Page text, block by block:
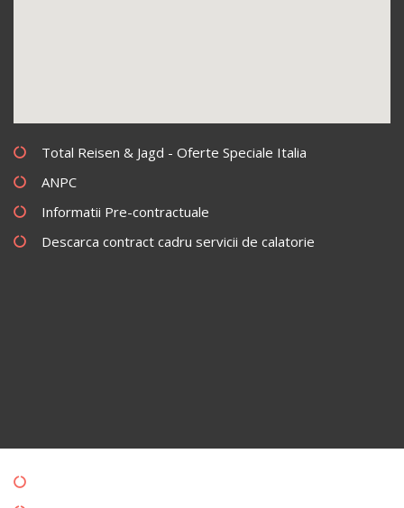
Total Reisen & Jagd - Oferte Speciale Italia
ANPC
Informatii Pre-contractuale
Descarca contract cadru servicii de calatorie